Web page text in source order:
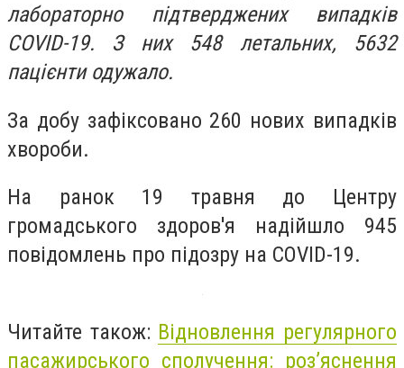
лабораторно підтверджених випадків
COVID-19. З них 548 летальних, 5632
пацієнти одужало.
За добу зафіксовано 260 нових випадків
хвороби.
На ранок 19 травня до Центру
громадського здоров'я надійшло 945
повідомлень про підозру на COVID-19.
Читайте також: Відновлення регулярного
пасажирського сполучення: роз’яснення